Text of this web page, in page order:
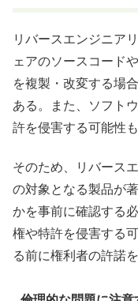
リバースエンジニア
ェアのソースコード
を複製・改変する場
ある。また、ソフト
許を侵害する可能性も
そのため、リバース
の対象となる製品が
かを事前に確認する
権や特許を侵害する
る前に権利者の許諾